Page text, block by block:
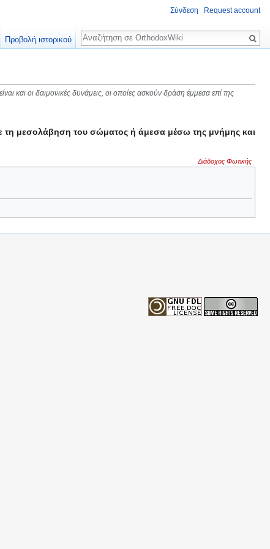
και οι δαιμονικές δυνάμεις, οι οποίες ασκούν δράση έμμεσα επί της
τη μεσολάβηση του σώματος ή άμεσα μέσω της μνήμης και
Διάδοχος Φωτικής
Σύνδεση Request account
Προβολή ιστορικού
Αναζήτηση